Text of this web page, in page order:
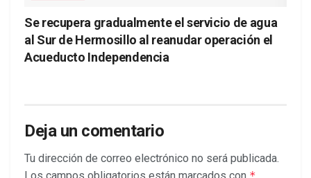
Se recupera gradualmente el servicio de agua
al Sur de Hermosillo al reanudar operación el
Acueducto Independencia
Deja un comentario
Tu dirección de correo electrónico no será publicada.
Los campos obligatorios están marcados con *